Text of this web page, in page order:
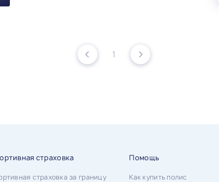
1
страховка
страховка за границу
Помощь
Как купить полис